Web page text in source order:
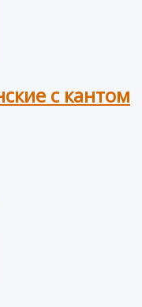
с кантом